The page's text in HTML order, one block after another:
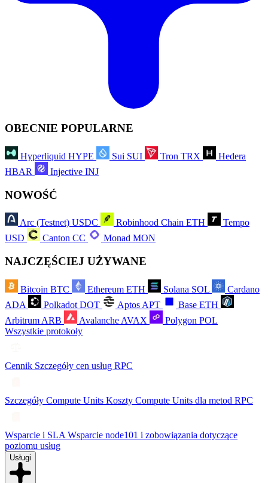
OBECNIE POPULARNE
Hyperliquid HYPE Sui SUI Tron TRX
Hedera
HBAR
Injective INJ
NOWOŚĆ
Arc (Testnet) USDC Robinhood Chain ETH
Tempo
USD
Canton CC Monad MON
NAJCZĘŚCIEJ UŻYWANE
Bitcoin BTC Ethereum ETH Solana SOL
Cardano
ADA
Polkadot DOT Aptos APT Base ETH
Arbitrum ARB Avalanche AVAX Polygon POL
Wszystkie protokoły
Cennik Szczegóły cen usług RPC
Szczegóły Compute Units Koszty Compute Units dla metod RPC
Wsparcie i SLA Wsparcie node101 i zobowiązania dotyczące
poziomu usług
Usługi